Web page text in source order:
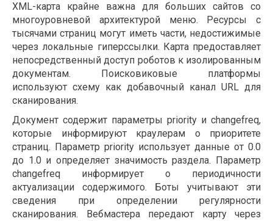
XML-карта крайне важна для больших сайтов со
многоуровневой архитектурой меню. Ресурсы с
тысячами страниц могут иметь части, недостижимые
через локальные гиперссылки. Карта предоставляет
непосредственный доступ роботов к изолированным
документам. Поисковиковые платформы
используют схему как добавочный канал URL для
сканирования.
Документ содержит параметры priority и changefreq,
которые информируют краулерам о приоритете
страниц. Параметр priority использует данные от 0.0
до 1.0 и определяет значимость раздела. Параметр
changefreq информирует о периодичности
актуализации содержимого. Боты учитывают эти
сведения при определении регулярности
сканирования. Вебмастера передают карту через